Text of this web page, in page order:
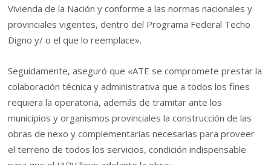
Vivienda de la Nación y conforme a las normas nacionales y
provinciales vigentes, dentro del Programa Federal Techo
Digno y/ o el que lo reemplace».
Seguidamente, aseguró que «ATE se compromete prestar la
colaboración técnica y administrativa que a todos los fines
requiera la operatoria, además de tramitar ante los
municipios y organismos provinciales la construcción de las
obras de nexo y complementarias necesarias para proveer
el terreno de todos los servicios, condición indispensable